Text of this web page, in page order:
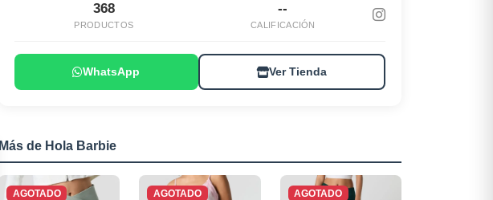
368
PRODUCTOS
--
CALIFICACIÓN
WhatsApp Ver Tienda
Más de Hola Barbie
AGOTADO AGOTADO AGOTADO